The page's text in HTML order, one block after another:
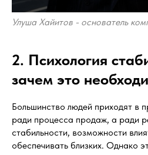
Улуша Хайитов - основатель
2. Психология
зачем это
Большинство людей приходят в
ради процесса продаж, а ради
стабильности, возможности
обеспечивать близких. Однако